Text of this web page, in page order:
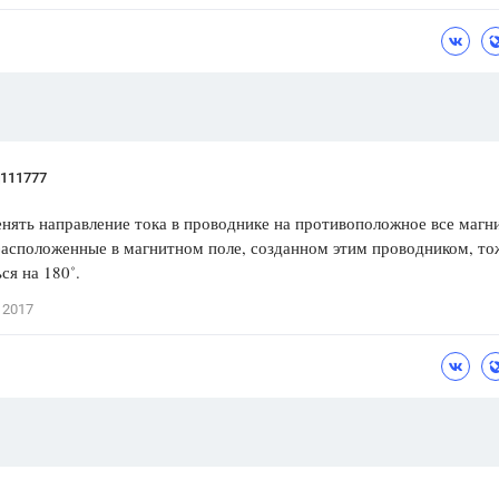
направление тока в проводнике на противоположное все
в магнитном поле, созданном этим проводником,
на 180˚.